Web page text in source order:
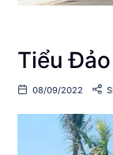
Tiểu
08/09/2022